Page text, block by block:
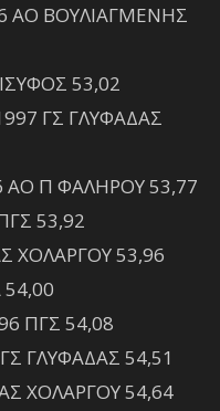
ΑΟ ΒΟΥΛΙΑΓΜΕΝΗΣ
53,02
ΓΣ ΓΛΥΦΑΔΑΣ
ΑΟ Π ΦΑΛΗΡΟΥ 53,77
53,92
ΧΟΛΑΡΓΟΥ 53,96
ΠΓΣ 54,08
ΓΛΥΦΑΔΑΣ 54,51
ΧΟΛΑΡΓΟΥ 54,64